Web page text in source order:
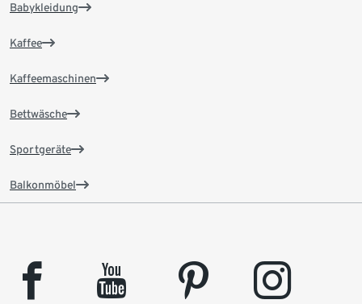
Babykleidung
Kaffee
Kaffeemaschinen
Bettwäsche
Sportgeräte
Balkonmöbel
facebook youtube pinterest instagram